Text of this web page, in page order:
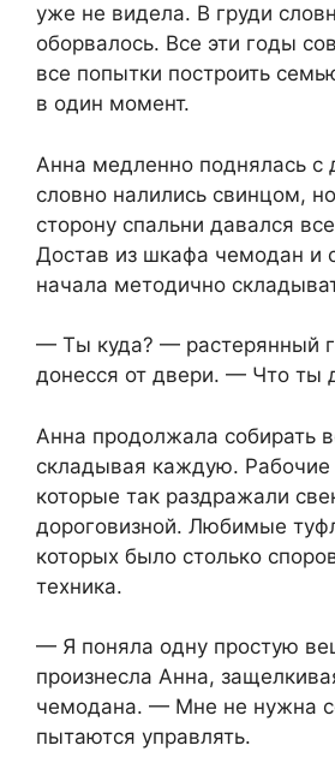
уже не видела. В груди
оборвалось. Все эти годы
все попытки построить
в один момент.
Анна медленно поднялась с
словно налились свинцом,
сторону спальни давался
Достав из шкафа чемодан и
начала методично
— Ты куда? — растерянный
донесся от двери. — Что ты
Анна продолжала собирать
складывая каждую.
которые так раздражали
дороговизной. Любимые
которых было столько
техника.
— Я поняла одну простую
произнесла Анна,
чемодана. — Мне не нужна
пытаются управлять.